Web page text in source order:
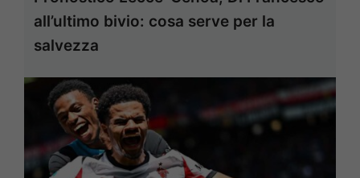
all’ultimo bivio: cosa serve per la
salvezza